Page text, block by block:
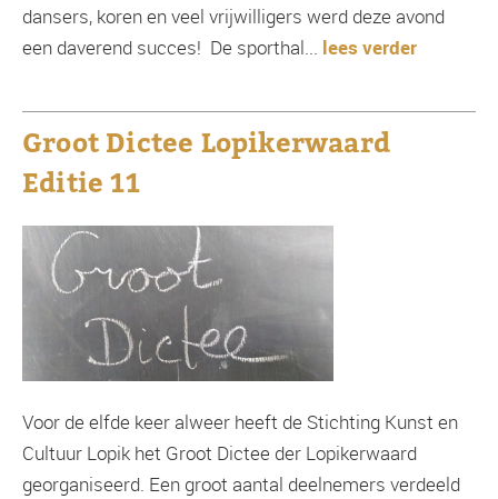
dansers, koren en veel vrijwilligers werd deze avond
een daverend succes! De sporthal... lees verder
Groot Dictee Lopikerwaard
Editie 11
Voor de elfde keer alweer heeft de Stichting Kunst en
Cultuur Lopik het Groot Dictee der Lopikerwaard
georganiseerd. Een groot aantal deelnemers verdeeld